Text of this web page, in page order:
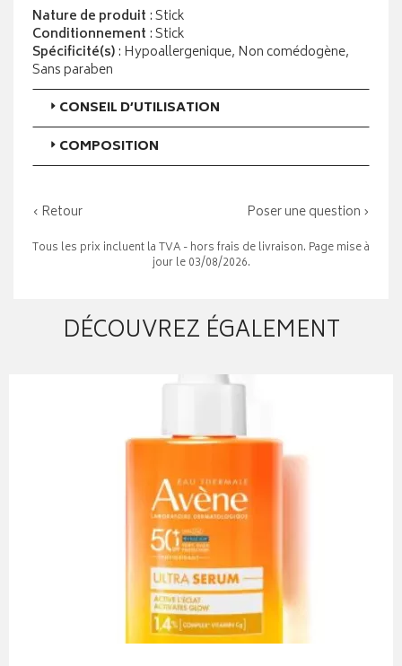
Nature de produit : Stick
Conditionnement : Stick
Spécificité(s): Hypoallergenique, Non comédogène,
Sans paraben
CONSEIL D’UTILISATION
COMPOSITION
‹ Retour Poser une question ›
Tous les prix incluent la TVA - hors frais de livraison. Page mise à
jour le 03/08/2026.
DÉCOUVREZ ÉGALEMENT